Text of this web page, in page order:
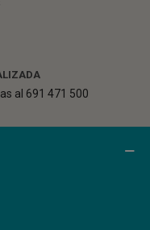
al 691 471 500